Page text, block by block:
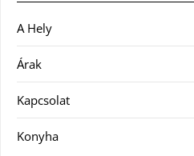
A Hely
Árak
Kapcsolat
Konyha